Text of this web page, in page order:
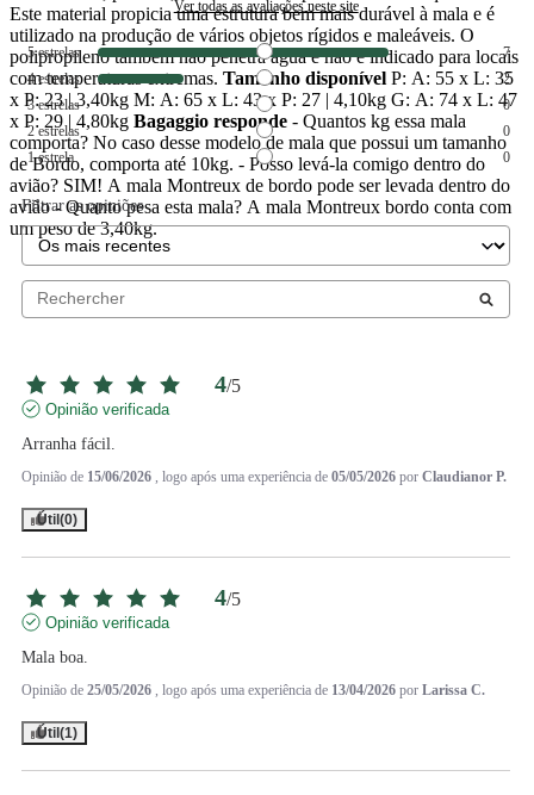
Este material propicia uma estrutura bem mais durável à mala e é
utilizado na produção de vários objetos rígidos e maleáveis. O
polipropileno também não penetra água e não é indicado para locais
com temperaturas extremas. Tamanho disponível P: A: 55 x L: 35
x P: 23 | 3,40kg M: A: 65 x L: 43 x P: 27 | 4,10kg G: A: 74 x L: 47
x P: 29 | 4,80kg Bagaggio responde
comporta? No caso desse modelo de mala que possui um tamanho
de Bordo, comporta até 10kg. - Posso levá-la comigo dentro do
avião? SIM! A mala Montreux de bordo pode ser levada dentro do
avião - Quanto pesa esta mala? A mala Montreux bordo conta com
um peso de 3,40kg.
Ver todas as avaliações neste site
5estrelas
7
4estrelas
2
3estrelas
0
2estrelas
0
1estrela 0
Filtrar as opiniões
4/5
Opinião verificada
Arranha fácil.
Opinião de 15/06/2026 , logo após uma experiência de 05/05/2026 por Claudianor P.
Útil(0)
4/5
Opinião verificada
Mala boa.
Opinião de 25/05/2026 , logo após uma experiência de 13/04/2026 por Larissa C.
Útil(1)